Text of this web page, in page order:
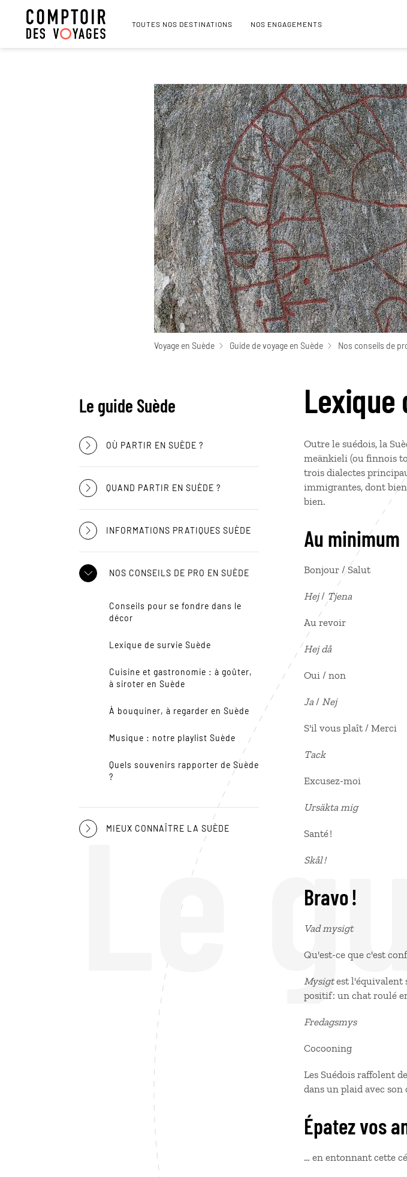
TOUTES NOS DESTINATIONS NOS ENGAGEMENTS
Voyage en Suède Guide de voyage en Suède Nos conseils de
Le
Le guide Suède
OÙ PARTIR EN SUÈDE ?
QUAND PARTIR EN SUÈDE ?
INFORMATIONS PRATIQUES SUÈDE
NOS CONSEILS DE PRO EN SUÈDE
Conseils pour se fondre dans le
décor
Lexique de survie Suède
Cuisine et gastronomie : à goûter,
à siroter en Suède
À bouquiner, à regarder en Suède
Musique : notre playlist Suède
Quels souvenirs rapporter de Suède
?
MIEUX CONNAÎTRE LA SUÈDE
Lexique
Outre le suédois, la
meänkieli (ou finnois
trois dialectes
immigrantes, dont
bien.
Au minimum
Bonjour / Salut
Hej/ Tjena
Au revoir
Hej då
Oui / non
Ja / Nej
S'il vous plaît / Merci
Tack
Excusez-moi
Ursäkta mig
Santé !
Skål !
Bravo !
Vad mysigt
Qu'est-ce que c'est
Mysigtest l'équivalent
positif : un chat roulé
Fredagsmys
Cocooning
Les Suédois raffolent
dans un plaid avec
Épatez vos
… en entonnant cette